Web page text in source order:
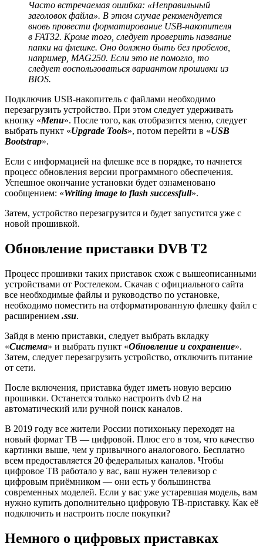
Часто встречаемая ошибка: «Неправильный
заголовок файла». В этом случае рекомендуется
вновь провести форматирование USB-накопителя
в FAT32. Кроме того, следует проверить название
папки на флешке. Оно должно быть без пробелов,
например, MAG250. Если это не помогло, то
следует воспользоваться вариантом прошивки из
BIOS.
Подключив USB-накопитель с файлами необходимо
перезагрузить устройство. При этом следует удерживать
кнопку «Menu». После того, как отобразится меню, следует
выбрать пункт «Upgrade Tools», потом перейти в «USB
Bootstrap».
Если с информацией на флешке все в порядке, то начнется
процесс обновления версии программного обеспечения.
Успешное окончание установки будет ознаменовано
сообщением: «Writing image to flash successfull».
Затем, устройство перезагрузится и будет запустится уже с
новой прошивкой.
Обновление приставки DVB T2
Процесс прошивки таких приставок схож с вышеописанными
устройствами от Ростелеком. Скачав с официального сайта
все необходимые файлы и руководство по установке,
необходимо поместить на отформатированную флешку файл с
расширением .ssu.
Зайдя в меню приставки, следует выбрать вкладку
«Система» и выбрать пункт «Обновление и сохранение».
Затем, следует перезагрузить устройство, отключить питание
от сети.
После включения, приставка будет иметь новую версию
прошивки. Останется только настроить dvb t2 на
автоматический или ручной поиск каналов.
В 2019 году все жители России потихоньку переходят на
новый формат ТВ — цифровой. Плюс его в том, что качество
картинки выше, чем у привычного аналогового. Бесплатно
всем предоставляется 20 федеральных каналов. Чтобы
цифровое ТВ работало у вас, ваш нужен телевизор с
цифровым приёмником — они есть у большинства
современных моделей. Если у вас уже устаревшая модель, вам
нужно купить дополнительно цифровую ТВ-приставку. Как её
подключить и настроить после покупки?
Немного о цифровых приставках